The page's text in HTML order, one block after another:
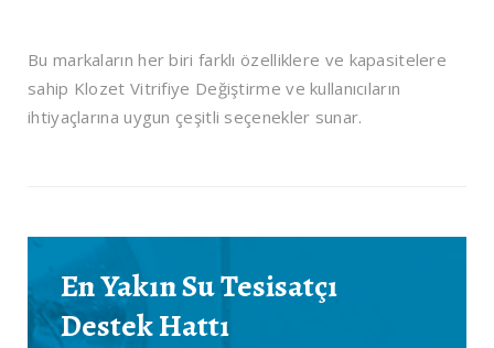
Bu markaların her biri farklı özelliklere ve kapasitelere
sahip Klozet Vitrifiye Değiştirme ve kullanıcıların
ihtiyaçlarına uygun çeşitli seçenekler sunar.
En Yakın Su Tesisatçı
Destek Hattı